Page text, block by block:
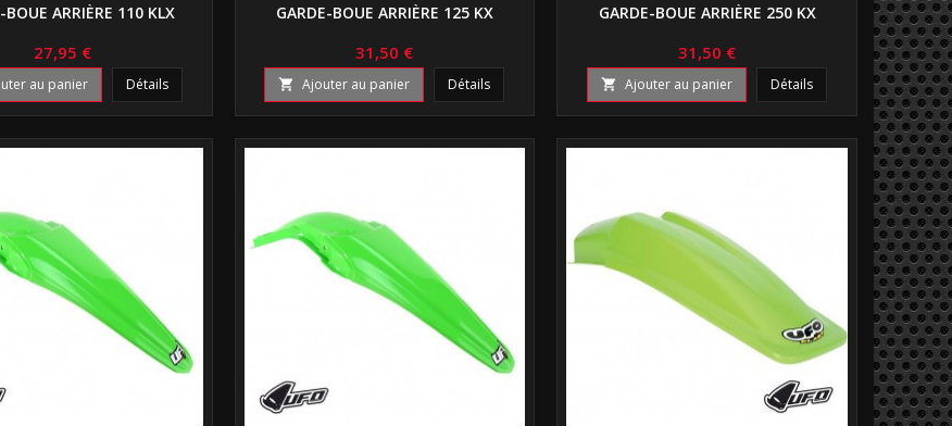
BOUE ARRIÈRE 110 KLX
27,95 €
au panier Détails
GARDE-BOUE ARRIÈRE 125 KX
31,50 €
 Ajouter au panier Détails
GARDE-BOUE ARRIÈRE 250 KX
31,50 €
 Ajouter au panier Détails